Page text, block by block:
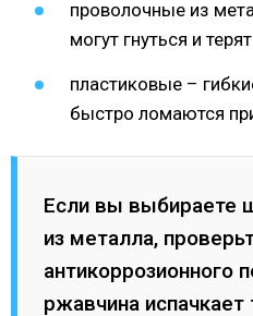
проволочные из
могут гнуться и
пластиковые –
быстро ломаются
Если вы выбираете
из металла,
антикоррозионного
ржавчина испачкает